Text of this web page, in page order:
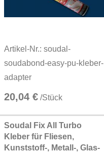
Artikel-Nr.: soudal-
soudabond-easy-pu-kleber-
adapter
20,04 € /Stück
Soudal Fix All Turbo
Kleber für Fliesen,
Kunststoff-, Metall-, Glas-